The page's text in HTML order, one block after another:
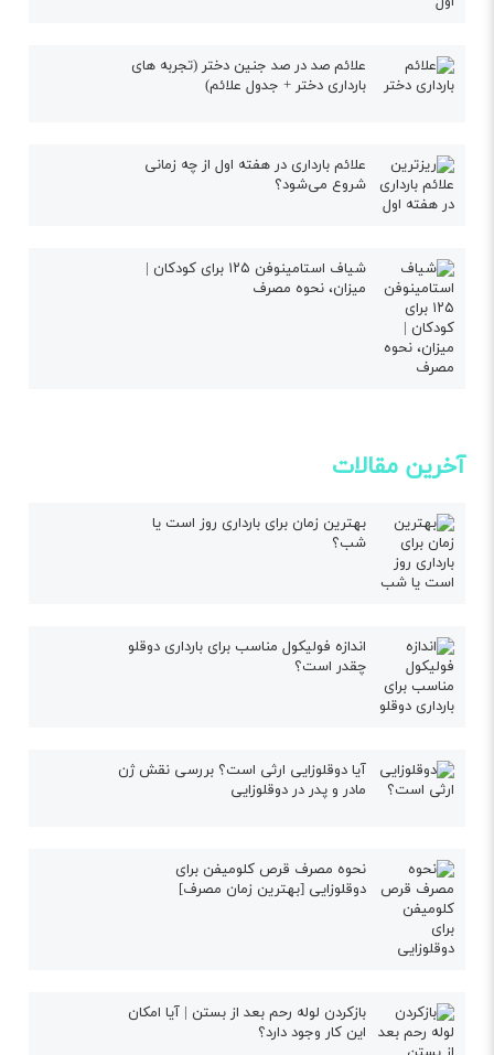
علائم صد در صد جنین دختر (تجربه های
بارداری دختر + جدول علائم)
علائم بارداری در هفته اول از چه زمانی
شروع می‌شود؟
شیاف استامینوفن ۱۲۵ برای کودکان |
میزان، نحوه مصرف
آخرین مقالات
بهترین زمان برای بارداری روز است یا
شب؟
اندازه فولیکول مناسب برای بارداری دوقلو
چقدر است؟
آیا دوقلوزایی ارثی است؟ بررسی نقش ژن
مادر و پدر در دوقلوزایی
نحوه مصرف قرص کلومیفن برای
دوقلوزایی [بهترین زمان مصرف]
بازکردن لوله رحم بعد از بستن | آیا امکان
این کار وجود دارد؟